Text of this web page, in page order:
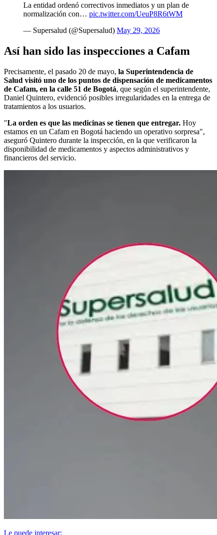
La entidad ordenó correctivos inmediatos y un plan de
normalización con… pic.twitter.com/UeuP8R6tWM
— Supersalud (@Supersalud) May 29, 2026
Así han sido las inspecciones a Cafam
Precisamente, el pasado 20 de mayo, la Superintendencia de
Salud visitó uno de los puntos de dispensación de medicamentos
de Cafam, en la calle 51 de Bogotá, que según el superintendente,
Daniel Quintero, evidenció posibles irregularidades en la entrega de
tratamientos a los usuarios.
"La orden es que las medicinas se tienen que entregar. Hoy
estamos en un Cafam en Bogotá haciendo un operativo sorpresa",
aseguró Quintero durante la inspección, en la que verificaron la
disponibilidad de medicamentos y aspectos administrativos y
financieros del servicio.
Le puede interesar: